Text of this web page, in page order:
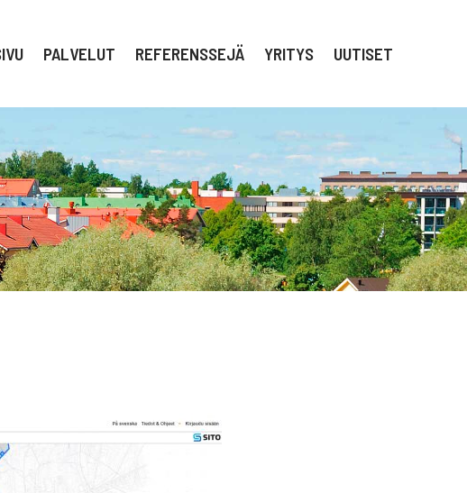
PALVELUT REFERENSSEJÄ YRITYS UUTISET